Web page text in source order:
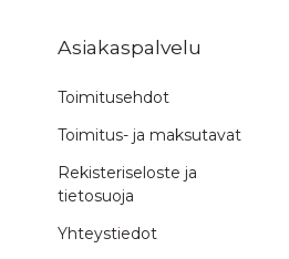
Asiakaspalvelu
Toimitusehdot
Toimitus- ja maksutavat
Rekisteriseloste ja
tietosuoja
Yhteystiedot